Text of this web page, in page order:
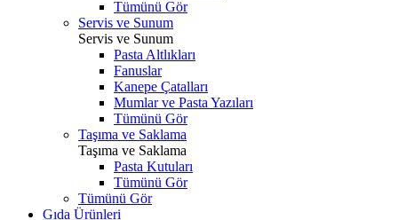
Tümünü Gör
Servis ve Sunum
Servis ve Sunum
Pasta Altlıkları
Fanuslar
Kanepe Çatalları
Mumlar ve Pasta Yazıları
Tümünü Gör
Taşıma ve Saklama
Taşıma ve Saklama
Pasta Kutuları
Tümünü Gör
Tümünü Gör
Gıda Ürünleri